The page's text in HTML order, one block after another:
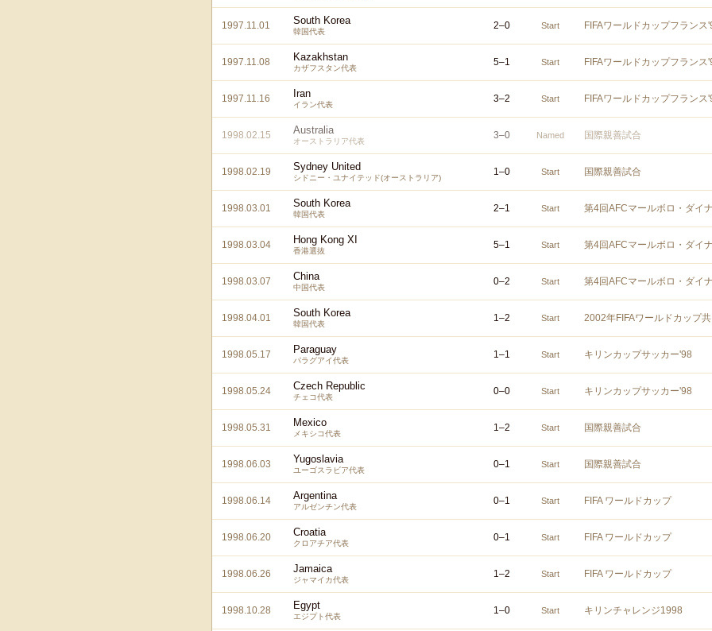
1997.11.01 South Korea
韓国代表
2–0 Start FIFAワールドカップフラン
1997.11.08 Kazakhstan
カザフスタン代表
5–1 Start FIFAワールドカップフラン
1997.11.16 Iran
イラン代表
3–2 Start FIFAワールドカップフラン
1998.02.15 Australia
オーストラリア代表
3–0 Named 国際親善試合
1998.02.19 Sydney United
シドニー・ユナイテッド(オーストラリア)
1–0 Start 国際親善試合
1998.03.01 South Korea
韓国代表
2–1 Start 第4回AFCマールボロ・ダイ
1998.03.04 Hong Kong XI
香港選抜
5–1 Start 第4回AFCマールボロ・ダイ
1998.03.07 China
中国代表
0–2 Start 第4回AFCマールボロ・ダイ
1998.04.01 South Korea
韓国代表
1–2 Start 2002年FIFAワールドカップ
1998.05.17 Paraguay
パラグアイ代表
1–1 Start キリンカップサッカー'98
1998.05.24 Czech Republic
チェコ代表
0–0 Start キリンカップサッカー'98
1998.05.31 Mexico
メキシコ代表
1–2 Start 国際親善試合
1998.06.03 Yugoslavia
ユーゴスラビア代表
0–1 Start 国際親善試合
1998.06.14 Argentina
アルゼンチン代表
0–1 Start FIFA ワールドカップ
1998.06.20 Croatia
クロアチア代表
0–1 Start FIFA ワールドカップ
1998.06.26 Jamaica
ジャマイカ代表
1–2 Start FIFA ワールドカップ
1998.10.28 Egypt
エジプト代表
1–0 Start キリンチャレンジ1998